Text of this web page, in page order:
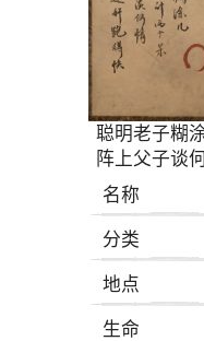
聪明老子糊
阵上父子谈
名称
分类
地点
生命